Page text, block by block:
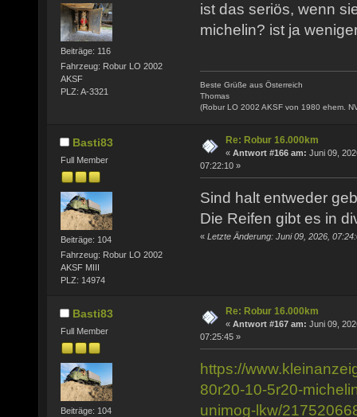
Beiträge: 116
Fahrzeug: Robur LO 2002
AKSF
PLZ: A-3321
ist das seriös, wenn
michelin? ist ja
Beste Grüße aus Österreich
Thomas
(Robur LO 2002 AKSF von 1980 ehem.
Basti83
Full Member
Beiträge: 104
Fahrzeug: Robur LO 2002
AKSF MIII
PLZ: 14974
Re: Robur 16.000km
« Antwort #166 am: Juni 09,
07:22:10 »
Sind halt entweder
Die Reifen gibt es in
« Letzte Änderung: Juni 09, 2026,
Basti83
Full Member
Beiträge: 104
Re: Robur 16.000km
« Antwort #167 am: Juni 09,
07:25:45 »
https://
80r20-10-5r20-
unimog-lkw/